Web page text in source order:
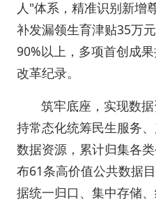
人"体系，精准识别新增
补发漏领生育津贴35万
90%以上，多项首创成
改革纪录。
筑牢底座，实现数
持常态化统筹民生服务
数据资源，累计归集各
布61条高价值公共数据
据统一归口、集中存储